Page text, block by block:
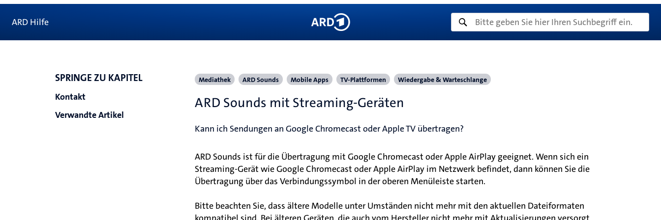
ARD Hilfe
SPRINGE ZU KAPITEL
Kontakt
Verwandte Artikel
Mediathek ARD Sounds Mobile Apps TV-Plattformen Wiedergabe & Warteschlange
ARD Sounds mit Streaming-Geräten
Kann ich Sendungen an Google Chromecast oder Apple TV übertragen?
ARD Sounds ist für die Übertragung mit Google Chromecast oder Apple AirPlay geeignet. Wenn sich ein
Streaming-Gerät wie Google Chromecast oder Apple AirPlay im Netzwerk befindet, dann können Sie die
Übertragung über das Verbindungssymbol in der oberen Menüleiste starten.
Bitte beachten Sie, dass ältere Modelle unter Umständen nicht mehr mit den aktuellen Dateiformaten